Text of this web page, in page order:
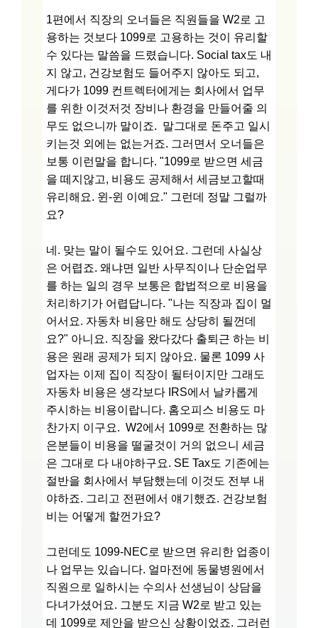
1편에서 직장의 오너들은 직원들을 W2로 고
용하는 것보다 1099로 고용하는 것이 유리할
수 있다는 말씀을 드렸습니다. Social tax도 내
지 않고, 건강보험도 들어주지 않아도 되고,
게다가 1099 컨트렉터에게는 회사에서 업무
를 위한 이것저것 장비나 환경을 만들어줄 의
무도 없으니까 말이죠. 말그대로 돈주고 일시
키는것 외에는 없는거죠. 그러면서 오너들은
보통 이런말을 합니다. "1099로 받으면 세금
을 떼지않고, 비용도 공제해서 세금보고할때
유리해요. 윈-윈 이예요." 그런데 정말 그럴까
요?
네. 맞는 말이 될수도 있어요. 그런데 사실상
은 어렵죠. 왜냐면 일반 사무직이나 단순업무
를 하는 일의 경우 보통은 합법적으로 비용을
처리하기가 어렵답니다. "나는 직장과 집이 멀
어서요. 자동차 비용만 해도 상당히 될껀데
요?" 아니요. 직장을 왔다갔다 출퇴근 하는 비
용은 원래 공제가 되지 않아요. 물론 1099 사
업자는 이제 집이 직장이 될터이지만 그래도
자동차 비용은 생각보다 IRS에서 날카롭게
주시하는 비용이랍니다. 홈오피스 비용도 마
찬가지 이구요. W2에서 1099로 전환하는 많
은분들이 비용을 떨굴것이 거의 없으니 세금
은 그대로 다 내야하구요. SE Tax도 기존에는
절반을 회사에서 부담했는데 이것도 전부 내
야하죠. 그리고 전편에서 얘기했죠. 건강보험
비는 어떻게 할껀가요?
그런데도 1099-NEC로 받으면 유리한 업종이
나 업무는 있습니다. 얼마전에 동물병원에서
직원으로 일하시는 수의사 선생님이 상담을
다녀가셨어요. 그분도 지금 W2로 받고 있는
데 1099로 제안을 받으신 상황이었죠. 그러런